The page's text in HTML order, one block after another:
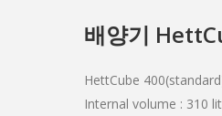
배양기
HettCube
Internal volume : 310